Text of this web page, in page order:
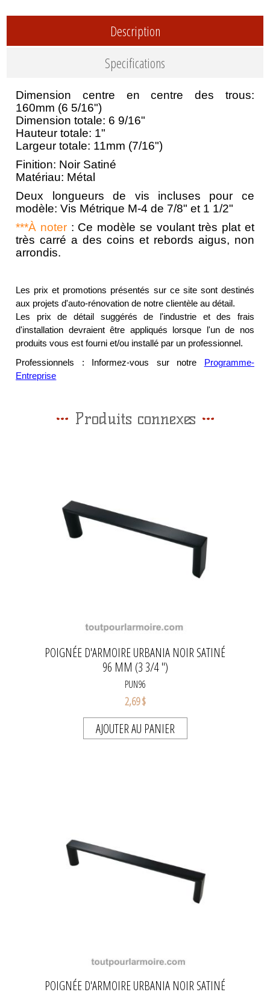
Description
Specifications
Dimension centre en centre des trous:
160mm (6 5/16")
Dimension totale: 6 9/16"
Hauteur totale: 1"
Largeur totale: 11mm (7/16")
Finition: Noir Satiné
Matériau: Métal
Deux longueurs de vis incluses pour ce
modèle: Vis Métrique M-4 de 7/8" et 1 1/2"
***À noter: Ce modèle se voulant très plat et
très carré a des coins et rebords aigus, non
arrondis.
Les prix et promotions présentés sur ce site sont destinés
aux projets d'auto-rénovation de notre clientèle au détail.
Les prix de détail suggérés de l'industrie et des frais
d'installation devraient être appliqués lorsque l'un de nos
produits vous est fourni et/ou installé par un professionnel.
Professionnels : Informez-vous sur notre
Programme-
Entreprise
Produits connexes
POIGNÉE D'ARMOIRE URBANIA NOIR SATINÉ
96 MM (3 3/4 ")
PUN96
2,69 $
AJOUTER AU PANIER
POIGNÉE D'ARMOIRE URBANIA NOIR SATINÉ